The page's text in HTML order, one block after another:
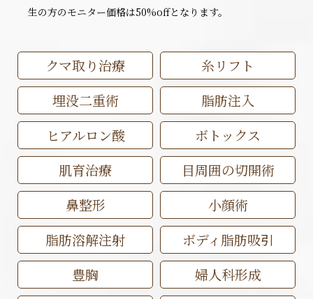
生の方のモニター価格は50%offとなります。
クマ取り治療
糸リフト
埋没二重術
脂肪注入
ヒアルロン酸
ボトックス
肌育治療
目周囲の切開術
鼻整形
小顔術
脂肪溶解注射
ボディ脂肪吸引
豊胸
婦人科形成